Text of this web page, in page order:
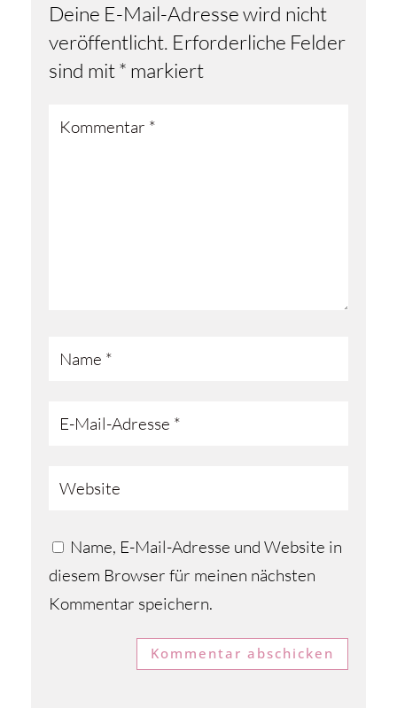
Deine E-Mail-Adresse wird nicht
veröffentlicht. Erforderliche Felder
sind mit* markiert
Name, E-Mail-Adresse und Website in
diesem Browser für meinen nächsten
Kommentar speichern.
Kommentar abschicken